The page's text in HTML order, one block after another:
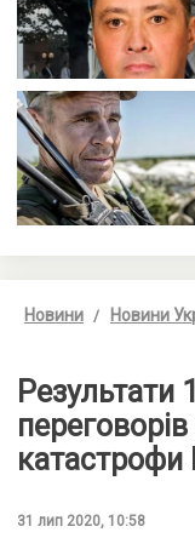
Новини Новини
Результати
31 лип 2020, 10:58